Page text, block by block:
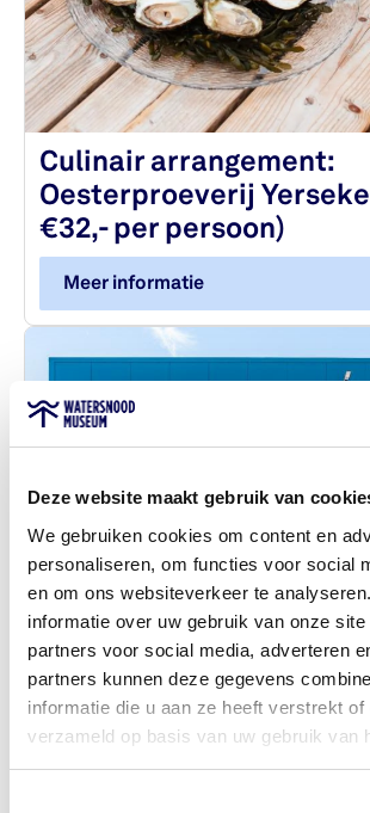
Deze website maakt gebruik van
We gebruiken cookies om content en
personaliseren, om functies voor social
en om ons websiteverkeer te
informatie over uw gebruik van onze site
partners voor social media, adverteren
partners kunnen deze gegevens
informatie die u aan ze heeft verstrekt of
verzameld op basis van uw gebruik van
Culinair arrangement:
Oesterproeverij
€32,- per persoon)
Meer informatie
Culinair arrangement:
Oosterschelde (vanaf
persoon)